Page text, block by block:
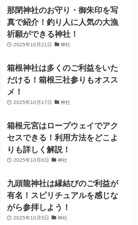
那閉神社のお守り・御朱印を写
真で紹介！釣り人に人気の大漁
祈願ができる神社！
2025年10月21日 神社
箱根神社は多くのご利益をいた
だける！箱根三社参りもオスス
メ！
2025年10月17日 神社
箱根元宮はロープウェイでアク
セスできる！利用方法をどこよ
りも詳しく解説！
2025年10月6日 神社
九頭龍神社は縁結びのご利益が
有名！スピリチュアルを感じな
がら参拝しよう！
2025年10月5日 神社